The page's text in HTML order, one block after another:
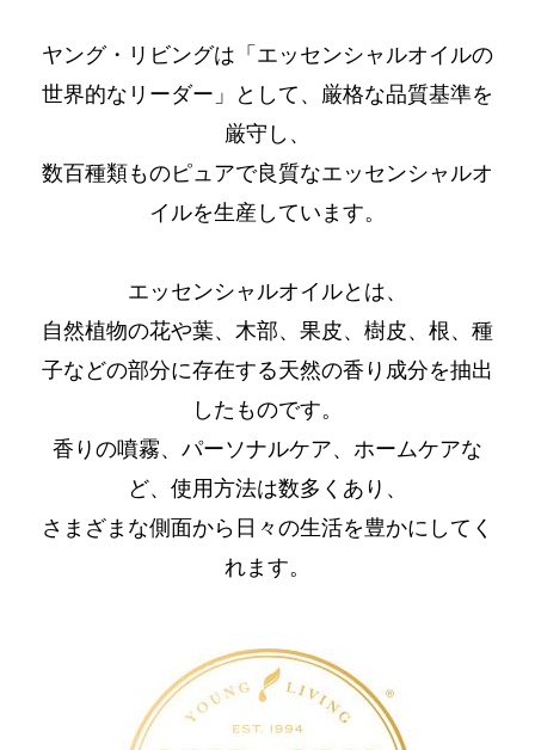
ヤング・リビングは「エッセンシャルオイルの
世界的なリーダー」として、厳格な品質基準を
厳守し、
数百種類ものピュアで良質なエッセンシャルオ
イルを生産しています。
エッセンシャルオイルとは、
自然植物の花や葉、木部、果皮、樹皮、根、種
子などの部分に存在する天然の香り成分を抽出
したものです。
香りの噴霧、パーソナルケア、ホームケアな
ど、使用方法は数多くあり、
さまざまな側面から日々の生活を豊かにしてく
れます。